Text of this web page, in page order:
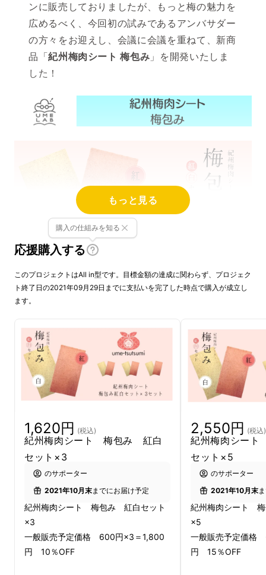
ンに販売しておりましたが、もっと梅の魅力を
広めるべく、 今回初の試みであるアンバサダー
の方々をお迎えし、会議に会議を重ねて、新商
品「紀州梅肉シート 梅包み 」 を開発いたしま
した！
梅包みのアピールポイント
①そのまま巻いても使える！切って
も使える！
12.6cm×20cmサイズ！
「梅シート」と聞くと、コンビニ等で販売して
もっと見る
応援購入する
購入の仕組みを知る
このプロジェクトはAll in型です。目標金額の達成に関わらず、プロジェク
ト終了日の2021年09月29日までに支払いを完了した時点で購入が成立し
ます。
1,620円 (税込)
紀州梅肉シート 梅包み 紅白
セット×3
のサポーター
2021年10月末までにお届け予定
紀州梅肉シート 梅包み 紅白セット
×3
一般販売予定価格 600円×3＝1,800
円 10％OFF
2,550円 (税込)
紀州梅肉シー
セット×5
のサポーター
2021年10月末
紀州梅肉シート
×5
一般販売予定価
円 15％OFF